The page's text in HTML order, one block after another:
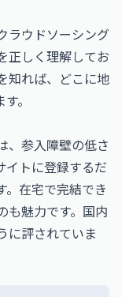
ラウドソーシング
正しく理解してお
知れば、どこに地
。
、参入障壁の低さ
イトに登録するだ
。在宅で完結でき
も魅力です。国内
に評されていま